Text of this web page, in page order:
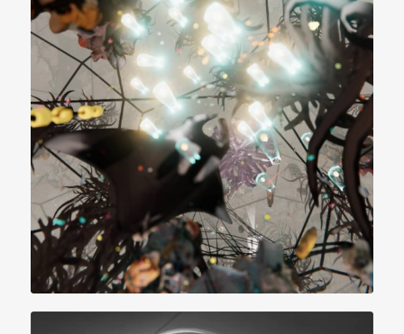
NEWSLETTER
Suscribete para estar al día de todas las
noticias del festival.
Al hacer click en el botón "Suscribirse" estas
aceptando las condiciones legales.